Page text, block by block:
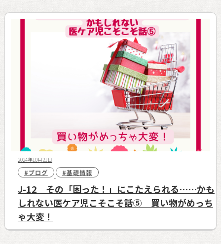
2024年10月21日
#ブログ #基礎情報
J-12 その「困った！」にこたえられる……かも
しれない医ケア児こそこそ話⑤ 買い物がめっち
ゃ大変！